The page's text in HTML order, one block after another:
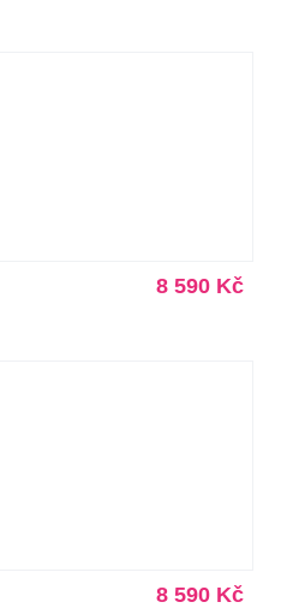
8 590 Kč
8 590 Kč